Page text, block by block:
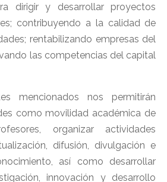
dirigir y desarrollar proyectos
contribuyendo a la calidad de
rentabilizando empresas del
las competencias del capital
mencionados nos permitirán
como movilidad académica de
organizar actividades
difusión, divulgación e
así como desarrollar
innovación y desarrollo